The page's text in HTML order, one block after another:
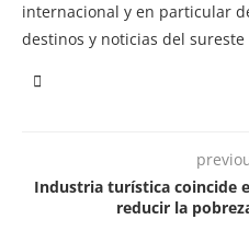
internacional y en particular
destinos y noticias del sureste
Industria turística coincide
reducir la